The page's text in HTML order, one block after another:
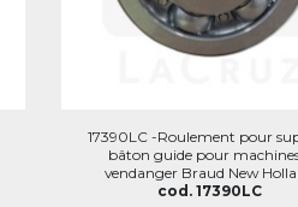
17390LC -Roulement pour
bâton guide pour
vendanger Braud New
cod. 17390LC